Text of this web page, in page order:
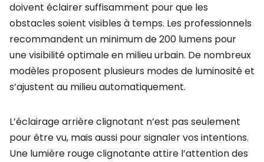
doivent éclairer suffisamment pour que les
obstacles soient visibles à temps. Les professionnels
recommandent un minimum de 200 lumens pour
une visibilité optimale en milieu urbain. De nombreux
modèles proposent plusieurs modes de luminosité et
s’ajustent au milieu automatiquement.
L’éclairage arrière clignotant n’est pas seulement
pour être vu, mais aussi pour signaler vos intentions.
Une lumière rouge clignotante attire l’attention des